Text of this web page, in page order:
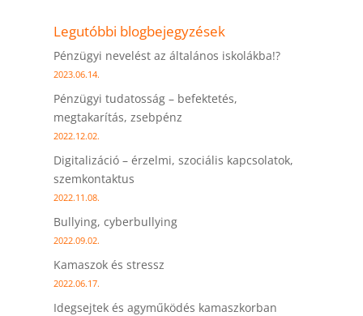
Legutóbbi blogbejegyzések
Pénzügyi nevelést az általános iskolákba!?
2023.06.14.
Pénzügyi tudatosság – befektetés,
megtakarítás, zsebpénz
2022.12.02.
Digitalizáció – érzelmi, szociális kapcsolatok,
szemkontaktus
2022.11.08.
Bullying, cyberbullying
2022.09.02.
Kamaszok és stressz
2022.06.17.
Idegsejtek és agyműködés kamaszkorban